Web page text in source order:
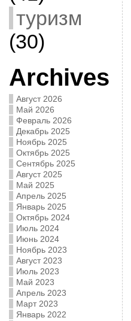
туризм
(30)
Archives
Август 2026
Май 2026
Февраль 2026
Декабрь 2025
Ноябрь 2025
Октябрь 2025
Сентябрь 2025
Август 2025
Май 2025
Апрель 2025
Январь 2025
Октябрь 2024
Июль 2024
Июнь 2024
Ноябрь 2023
Август 2023
Июль 2023
Май 2023
Апрель 2023
Март 2023
Январь 2022